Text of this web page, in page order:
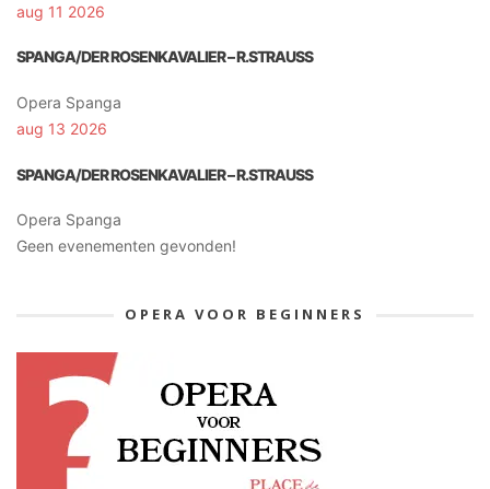
aug 11 2026
SPANGA/DER ROSENKAVALIER – R.STRAUSS
Opera Spanga
aug 13 2026
SPANGA/DER ROSENKAVALIER – R.STRAUSS
Opera Spanga
Geen evenementen gevonden!
OPERA VOOR BEGINNERS